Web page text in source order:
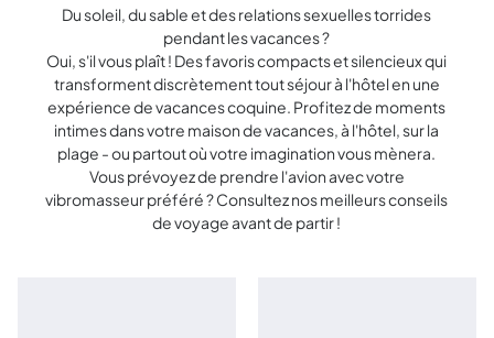
Du soleil, du sable et des relations sexuelles torrides
pendant les vacances ?
Oui, s'il vous plaît ! Des favoris compacts et silencieux qui
transforment discrètement tout séjour à l'hôtel en une
expérience de vacances coquine. Profitez de moments
intimes dans votre maison de vacances, à l'hôtel, sur la
plage - ou partout où votre imagination vous mènera.
Vous prévoyez de prendre l'avion avec votre
vibromasseur préféré ? Consultez nos meilleurs conseils
de voyage avant de partir !